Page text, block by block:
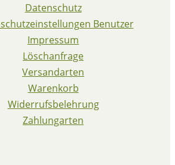
Datenschutz
Benutzer
Impressum
Löschanfrage
Versandarten
Warenkorb
Widerrufsbelehrung
Zahlungarten